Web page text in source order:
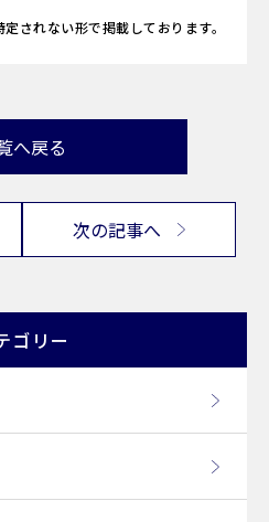
されない形で掲載しております。
へ戻る
次の記事へ
ゴリー